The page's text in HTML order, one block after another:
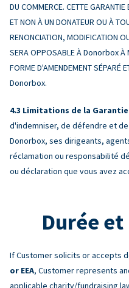
DU COMMERCE. CETTE
ET NON À UN DONATEUR OU À
RENONCIATION, MODIFICATION
SERA OPPOSABLE À Donorbox À
FORME D'AMENDEMENT SÉPARÉ
Donorbox.
Limitations de la Garantie
d'indemniser, de défendre et
Donorbox, ses dirigeants,
réclamation ou responsabilité
ou déclaration que vous avez
Durée
If Customer solicits or accepts
or EEA, Customer represents
applicable charity/fundraising